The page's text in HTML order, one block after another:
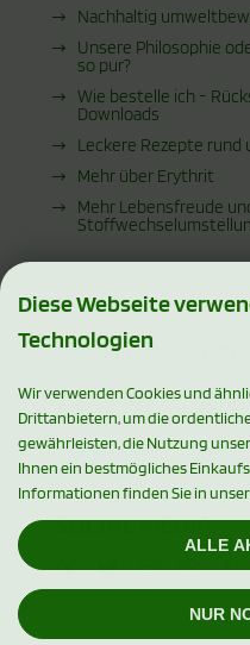
Nachhaltig
Unsere Philosophie
so pur?
Wie bestelle ich -
Downloads
Leckere Rezepte rund
Mehr über Erythrit
Mehr Lebensfreude
SOCIAL MEDIA
Diese Webseite
Technologien
Wir verwenden Cookies und
Drittanbietern, um die
gewährleisten, die Nutzung
Ihnen ein bestmögliches
Informationen finden Sie in
ALLE
NUR